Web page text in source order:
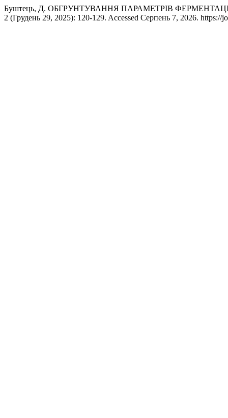
Буштець, Д. ОБГРУНТУВАННЯ ПАРАМЕТРІВ
2 (Грудень 29, 2025): 120-129. Accessed Серпень 7, 2026.